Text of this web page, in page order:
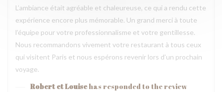
L’ambiance était agréable et chaleureuse, ce qui a rendu cette
expérience encore plus mémorable. Un grand merci à toute
l’équipe pour votre professionnalisme et votre gentillesse.
Nous recommandons vivement votre restaurant à tous ceux
qui visitent Paris et nous espérons revenir lors d’un prochain
voyage.
Robert et Louisehas responded to the review